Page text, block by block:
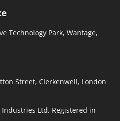
Technology Park, Wantage,
Street, Clerkenwell, London
Industries Ltd, Registered in